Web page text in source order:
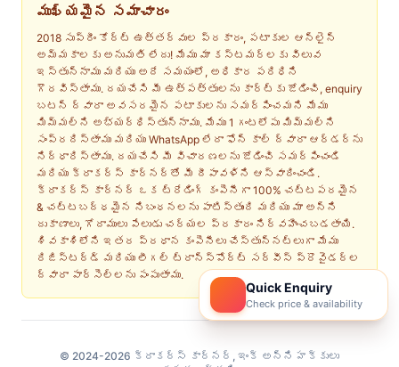
Quick Enquiry
Check price & availability
ముఖ్యమైన సమాచారం
2018 సుప్రీం కోర్ట్ ఉత్తర్వుల ప్రకారం, పటాకుల ఆన్‌లైన్
అమ్మకాలకు అనుమతి లేదు! మేము మా కస్టమర్‌లకు విలువ
ఇస్తున్నాము మరియు అదే సమయంలో, అధికార పరిధిని
గౌరవిస్తాము. దయచేసి మీ ఉత్పత్తులను కార్ట్‌కు జోడించి, enquiry
బటన్ ద్వారా అవసరమైన పటాకులను సమర్పించమని మేము
మిమ్మల్ని అభ్యర్థిస్తున్నాము. మేము 1 గంటలోపు మిమ్మల్ని
సంప్రదిస్తాము మరియు WhatsApp లేదా ఫోన్ కాల్ ద్వారా ఆర్డర్‌ను
నిర్ధారిస్తాము. దయచేసి మీ విచారణలను జోడించి సమర్పించండి
మరియు క్రాకర్స్ కార్నర్‌తో మీ దీపావళిని ఆస్వాదించండి.
క్రాకర్స్ కార్నర్ ఒక ట్రేడింగ్ కంపెనీగా 100% చట్టపరమైన
& చట్టబద్ధమైన నిబంధనలను పాటిస్తుంది మరియు మా అన్ని
దుకాణాలు, గోదాములు పేలుడు చర్యల ప్రకారం నిర్వహించబడతాయి.
శివకాశిలోని ఇతర ప్రధాన కంపెనీలు చేస్తున్నట్లుగా మేము
రిజిస్టర్డ్ మరియు లీగల్ ట్రాన్స్‌పోర్ట్ సర్వీస్ ప్రొవైడర్ల
ద్వారా పార్సెల్‌లను పంపుతాము.
© 2024-2026 క్రాకర్‌స్ కార్నర్, ఇంక్ అన్ని హక్కులు